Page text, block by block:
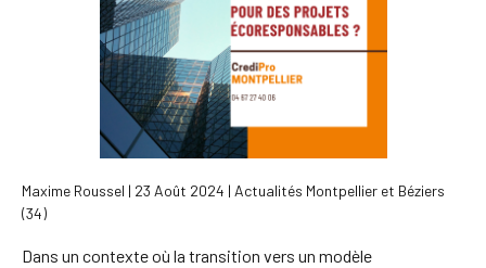
Maxime Roussel | 23 Août 2024 | Actualités Montpellier et Béziers
(34)
Dans un contexte où la transition vers un modèle